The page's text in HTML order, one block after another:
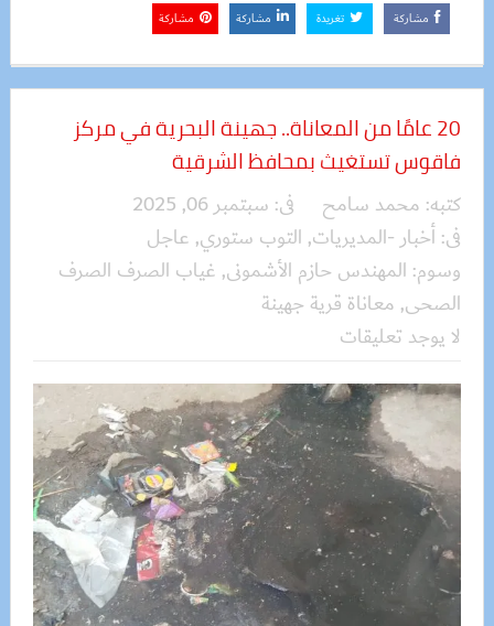
مشاركة تغريدة مشاركة مشاركة
20 عامًا من المعاناة.. جهينة البحرية في مركز
فاقوس تستغيث بمحافظ الشرقية
كتبه: محمد سامح فى: سبتمبر 06, 2025
فى:أخبار -المديريات, التوب ستوري, عاجل
وسوم: المهندس حازم الأشمونى, غياب الصرف الصرف
الصحى, معاناة قرية جهينة
لا يوجد تعليقات